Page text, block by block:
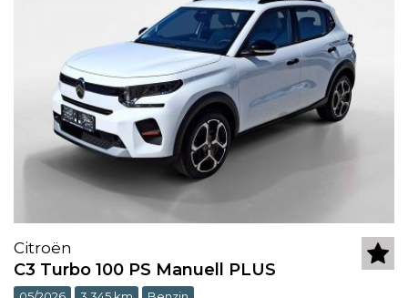
Citroën
C3 Turbo 100 PS Manuell PLUS